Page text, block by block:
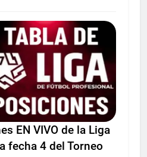
EN VIVO de la Liga
fecha 4 del Torneo